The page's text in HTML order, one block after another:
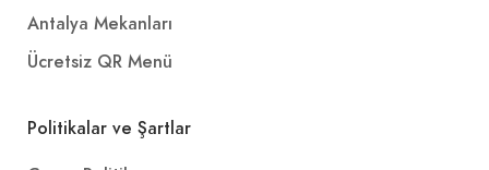
Antalya Mekanları
Ücretsiz QR Menü
Politikalar ve Şartlar